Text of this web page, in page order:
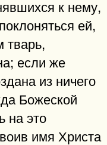
к нему,
ей,
тварь,
если же
из ничего
Божеской
на это
имя Христа